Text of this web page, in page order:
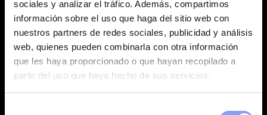
sociales y analizar el tráfico. Además, compartimos
información sobre el uso que haga del sitio web con
nuestros partners de redes sociales, publicidad y análisis
web, quienes pueden combinarla con otra información
que les haya proporcionado o que hayan recopilado a
partir del uso que haya hecho de sus servicios.